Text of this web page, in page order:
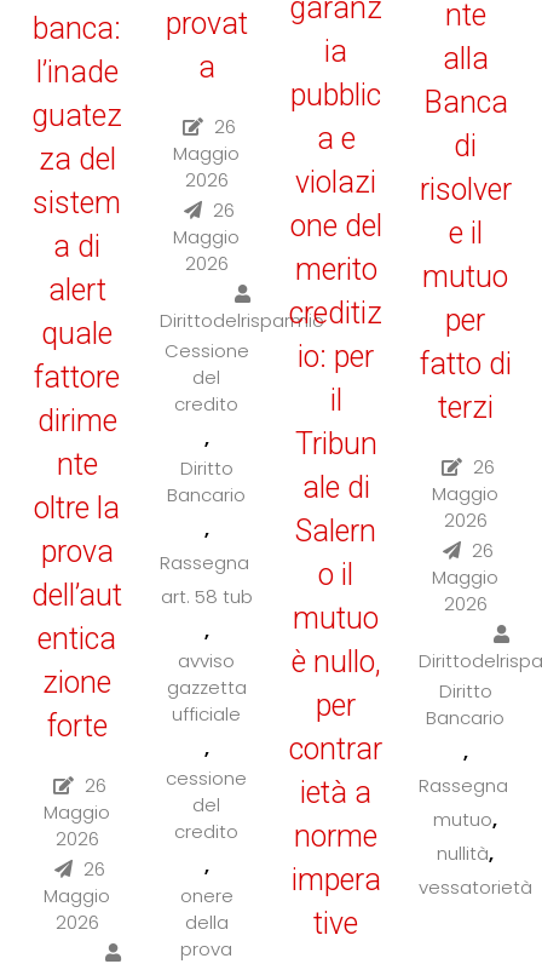
banca:
l’inade
guatez
za del
sistem
a di
alert
quale
fattore
dirime
nte
oltre la
prova
dell’aut
entica
zione
forte
26
Maggio
2026
26
Maggio
2026
provat
a
26
Maggio
2026
26
Maggio
2026
Dirittodelrisparmio
Cessione
del
credito
,
Diritto
Bancario
,
Rassegna
art. 58 tub
,
avviso
gazzetta
ufficiale
,
cessione
del
credito
,
onere
della
prova
garanz
ia
pubblic
a e
violazi
one del
merito
creditiz
io: per
il
Tribun
ale di
Salern
o il
mutuo
è nullo,
per
contrar
ietà a
norme
impera
tive
nte
alla
Banca
di
risolver
e il
mutuo
per
fatto di
terzi
26
Maggio
2026
26
Maggio
2026
Diritto
Bancario
,
Rassegna
mutuo,
nullità,
vessatorietà